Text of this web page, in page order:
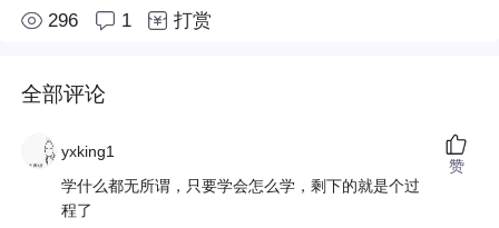
296 1 打赏
全部评论
yxking1
学什么都无所谓，只要学会怎么学，剩下的就是个过
程了
赞